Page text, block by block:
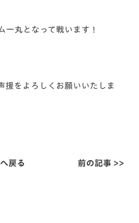
一丸となって戦います！
援をよろしくお願いいたしま
戻る 前の記事 >>